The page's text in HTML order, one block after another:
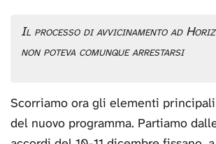
Il processo di avvicinamento ad
non poteva comunque arrestarsi
Scorriamo ora gli elementi
del nuovo programma. Partiamo